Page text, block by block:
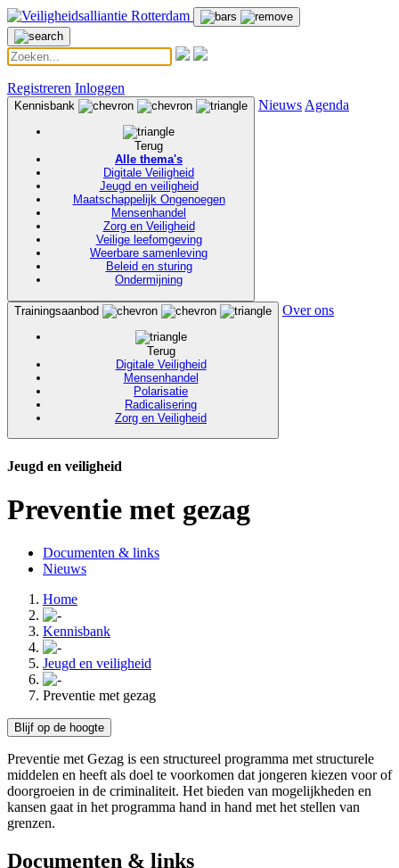
Registreren Inloggen
Kennisbank
Terug
Alle thema's
Digitale Veiligheid
Jeugd en veiligheid
Maatschappelijk Ongenoegen
Mensenhandel
Zorg en Veiligheid
Veilige leefomgeving
Weerbare samenleving
Beleid en sturing
Ondermijning
Nieuws Agenda
Trainingsaanbod
Terug
Digitale Veiligheid
Mensenhandel
Polarisatie
Radicalisering
Zorg en Veiligheid
Over ons
Jeugd en veiligheid
Preventie met gezag
Documenten & links
Nieuws
Home
Kennisbank
Jeugd en veiligheid
Preventie met gezag
Blijf op de hoogte
Preventie met Gezag is een structureel programma met structurele
middelen en heeft als doel te voorkomen dat jongeren kiezen voor of
doorgroeien in de criminaliteit. Het bieden van mogelijkheden en
kansen gaat in het programma hand in hand met het stellen van
grenzen.
Documenten & links